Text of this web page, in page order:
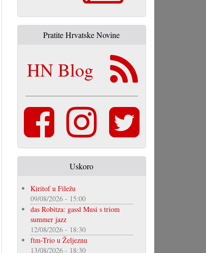
Pratite Hrvatske Novine
HN Blog
Uskoro
Kiritof u Filežu
09/08/2026 - 15:00
das Robitza: gassl Musi s triom
summer jazz
12/08/2026 - 18:30
ftm-Trio u Željeznu
13/08/2026 - 18:30